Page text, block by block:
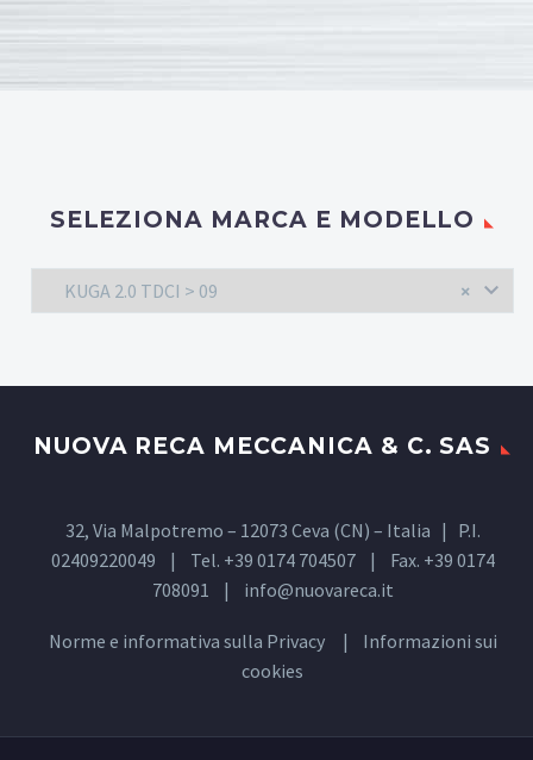
SELEZIONA MARCA E MODELLO
×
KUGA 2.0 TDCI > 09
NUOVA RECA MECCANICA & C. SAS
32, Via Malpotremo – 12073 Ceva (CN) – Italia | P.I.
02409220049 | Tel. +39 0174 704507 | Fax. +39 0174
708091 | info@nuovareca.it
Norme e informativa sulla Privacy| Informazioni sui
cookies